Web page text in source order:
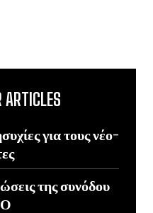
ARTICLES
για τους νέο-
της συνόδου